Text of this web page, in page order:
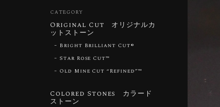
CATEGORY
Original Cut オリジナルカ
ットストーン
Bright Brilliant Cut®︎
Star Rose Cut™︎
Old Mine Cut “Refined”™︎
Colored Stones カラード
ストーン